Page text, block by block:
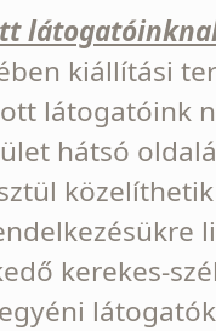
kiállítási
látogatóink
hátsó
kerekes-